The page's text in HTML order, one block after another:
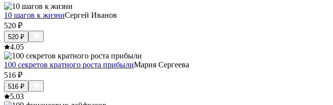
10 шагов к жизниСергей Иванов
520 ₽
520 ₽
4.05
100 секретов кратного роста прибылиМария Сергеева
516 ₽
516 ₽
5.03